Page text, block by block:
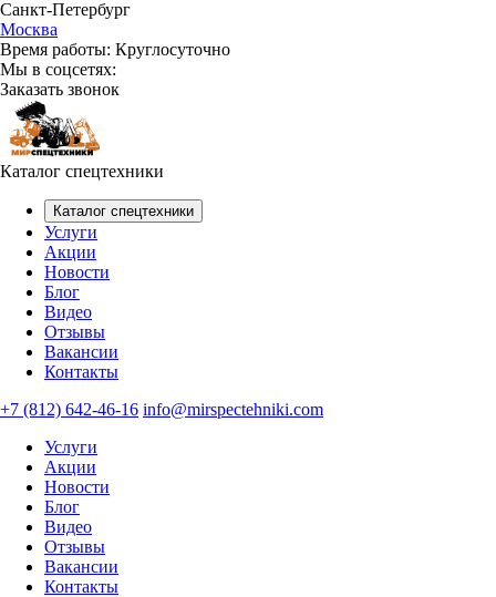
Санкт-Петербург
Москва
Время работы: Круглосуточно
Мы в соцсетях:
Заказать звонок
Каталог спецтехники
Каталог спецтехники
Услуги
Акции
Новости
Блог
Видео
Отзывы
Вакансии
Контакты
+7 (812) 642-46-16 info@mirspectehniki.com
Услуги
Акции
Новости
Блог
Видео
Отзывы
Вакансии
Контакты